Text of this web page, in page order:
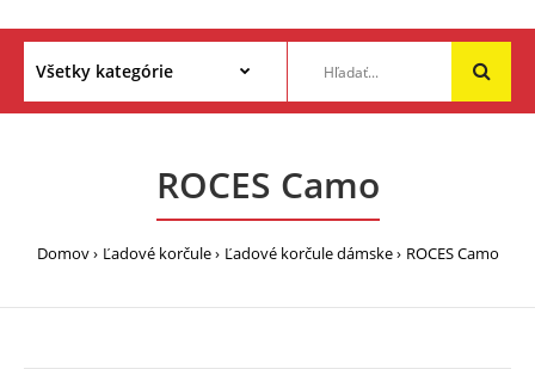
ROCES Camo
Domov Ľadové korčule Ľadové korčule dámske ROCES Camo